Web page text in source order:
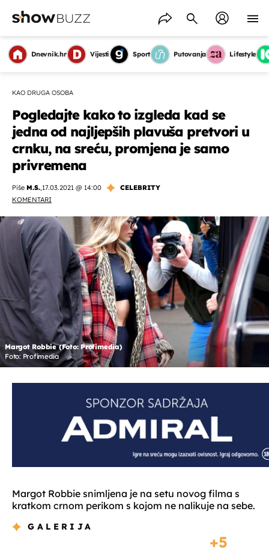
Dnevnik.hr Vijesti Sport Putovanja Lifestyle
KAO DRUGA OSOBA
Pogledajte kako to izgleda kad se
jedna od najljepših plavuša pretvori u
crnku, na sreću, promjena je samo
privremena
Piše M.S.,17.03.2021 @ 14:00
CELEBRITY
KOMENTARI
Margot Robbie (Foto: Profimedia)
Foto: Profimedia
Margot Robbie snimljena je na setu novog filma s
kratkom crnom perikom s kojom ne nalikuje na sebe.
GALERIJA
5
OMOGUĆI OBAVIJESTI